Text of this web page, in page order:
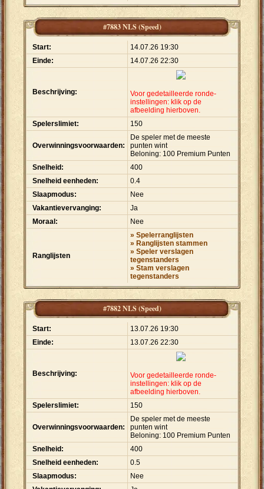
#7883 NLS (Speed)
Start:
14.07.26 19:30
Einde:
14.07.26 22:30
Beschrijving:
Voor gedetailleerde ronde-
instellingen: klik op de
afbeelding hierboven.
Spelerslimiet:
150
Overwinningsvoorwaarden:
De speler met de meeste
punten wint
Beloning: 100 Premium Punten
Snelheid:
400
Snelheid eenheden:
0.4
Slaapmodus:
Nee
Vakantievervanging:
Ja
Moraal:
Nee
Ranglijsten
» Spelerranglijsten
» Ranglijsten stammen
» Speler verslagen
tegenstanders
» Stam verslagen
tegenstanders
#7882 NLS (Speed)
Start:
13.07.26 19:30
Einde:
13.07.26 22:30
Beschrijving:
Voor gedetailleerde ronde-
instellingen: klik op de
afbeelding hierboven.
Spelerslimiet:
150
Overwinningsvoorwaarden:
De speler met de meeste
punten wint
Beloning: 100 Premium Punten
Snelheid:
400
Snelheid eenheden:
0.5
Slaapmodus:
Nee